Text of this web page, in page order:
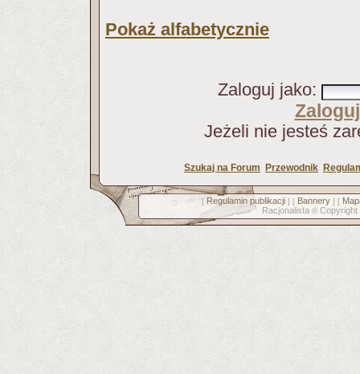
Pokaż alfabetycznie
Zaloguj jako:
Jeżeli nie jesteś
Szukaj na Forum Przewodnik
[ Regulamin publikacji] [ Bannery] [
Racjonalista © Copyright